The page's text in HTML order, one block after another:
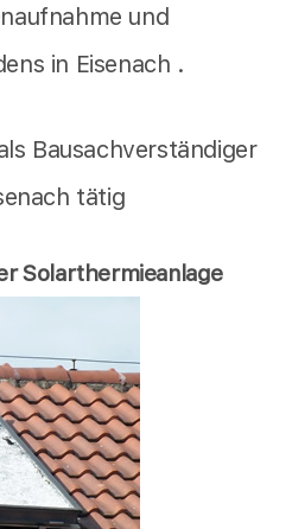
und
in Eisenach .
Bausachverständiger
tätig
Solarthermieanlage